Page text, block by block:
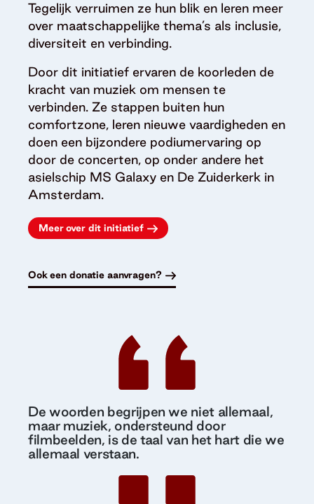
Tegelijk verruimen ze hun blik en leren meer
over maatschappelijke thema’s als inclusie,
diversiteit en verbinding.
Door dit initiatief ervaren de koorleden de
kracht van muziek om mensen te
verbinden. Ze stappen buiten hun
comfortzone, leren nieuwe vaardigheden en
doen een bijzondere podiumervaring op
door de concerten, op onder andere het
asielschip MS Galaxy en De Zuiderkerk in
Amsterdam.
Meer over dit initiatief
Ook een donatie aanvragen?
De woorden begrijpen we niet allemaal,
maar muziek, ondersteund door
filmbeelden, is de taal van het hart die we
allemaal verstaan.